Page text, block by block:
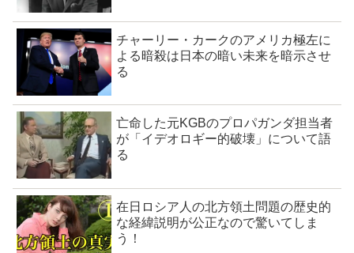
チャーリー・カークのアメリカ極左に
よる暗殺は日本の暗い未来を暗示させ
る
亡命した元KGBのプロパガンダ担当者
が「イデオロギー的破壊」について語
る
在日ロシア人の北方領土問題の歴史的
な経緯説明が公正なので驚いてしま
う！